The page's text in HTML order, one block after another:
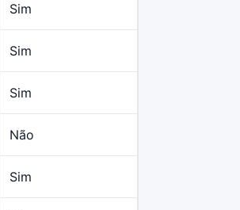
Sim
Sim
Sim
Não
Sim